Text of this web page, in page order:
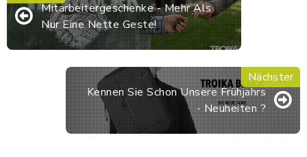
Mitarbeitergeschenke - Mehr Als
Nur Eine Nette Geste!
Kennen Sie Schon Unsere Frühjahrs
- Neuheiten ?